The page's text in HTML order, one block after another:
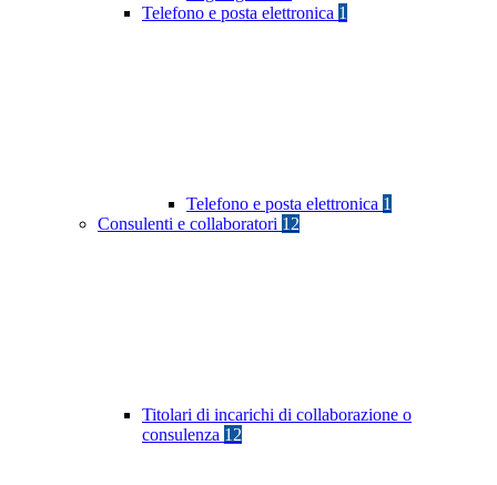
Telefono e posta elettronica 1
Telefono e posta elettronica 1
Consulenti e collaboratori 12
Titolari di incarichi di collaborazione o
consulenza 12